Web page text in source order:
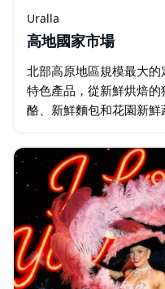
Uralla
高地國家市場
北部高原地區規模最大
特色產品，從新鮮烘焙
酪、新鮮麵包和花園新
於綠樹成蔭的60多個攤